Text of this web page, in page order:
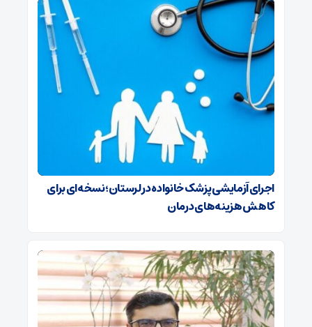
اجرای آزمایشی پزشک خانواده در لرستان؛نسخه‌ای برای
کاهش هزینه‌های درمان